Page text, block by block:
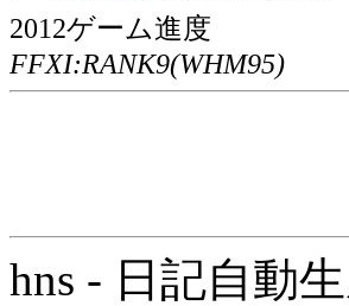
2012ゲーム進度
FFXI:RANK9(WHM95)
hns - 日記自動